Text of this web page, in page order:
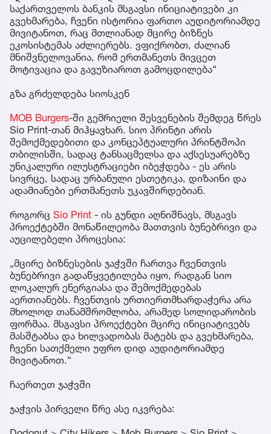
საქართველოს ბანკის მსგავსი ინიციატივები კი
გვეხმარება, ჩვენი ისტორია ფართო აუდიტორიამდე
მივიტანოთ, რაც მთლიანად მცირე ბიზნეს
ეკოსისტემას აძლიერებს. ვფიქრობთ, ძალიან
მნიშვნელოვანია, რომ ერთმანეთს მივცეთ
მოტივაცია და გავუზიაროთ გამოცდილება“
გზა გრძელდება სიოსკენ
MOB Burgers-ში გემრიელი შესვენების შემდეგ წრეს
Sio Print-თან მიჰყავხარ. სიო პრინტი არის
შემოქმედებითი და კონცეპტუალური პრინტშოპი
თბილისში, სადაც ტანსაცმელსა და აქსესუარებზე
უნიკალური ილუსტრაციები იბეჭდება - ეს არის
სივრცე, სადაც ურბანული ესთეტიკა, დიზაინი და
ადამიანები ერთმანეთს უკავშირდებიან.
როგორც Sio Print - ის გუნდი აღნიშნავს, მსგავს
პროექტებში მონაწილეობა მათთვის ბუნებრივი და
აუცილებელი პროცესია:
„მცირე ბიზნესების ჯაჭვში ჩართვა ჩვენთვის
ბუნებრივი გადაწყვეტილება იყო, რადგან სიო
ლოკალურ ენერგიასა და შემოქმედებას
აერთიანებს. ჩვენთვის ურთიერთმხარდაჭერა არა
მხოლოდ თანამშრომლობა, არამედ სოლიდარობის
ფორმაა. მსგავსი პროექტები მცირე ინიციატივებს
მასშტაბსა და ხილვადობას მატებს და გვეხმარება,
ჩვენი სათქმელი უფრო დიდ აუდიტორიამდე
მივიტანოთ.“
ჩაერთეთ ჯაჭვში
ჯაჭვის პირველი წრე ასე იკვრება: